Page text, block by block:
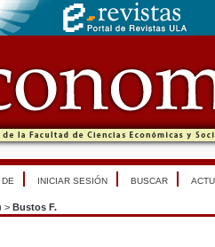
INICIAR SESIÓN BUSCAR
> Bustos F.